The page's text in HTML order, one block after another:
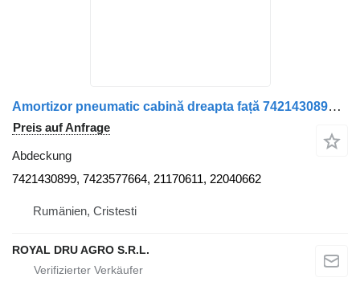
Amortizor pneumatic cabină dreapta față 7421430899 Abdeckung für Renault 7421430899 7423577664 21170611 22040662 LKW
Preis auf Anfrage
Abdeckung
7421430899, 7423577664, 21170611, 22040662
Rumänien, Cristesti
ROYAL DRU AGRO S.R.L.